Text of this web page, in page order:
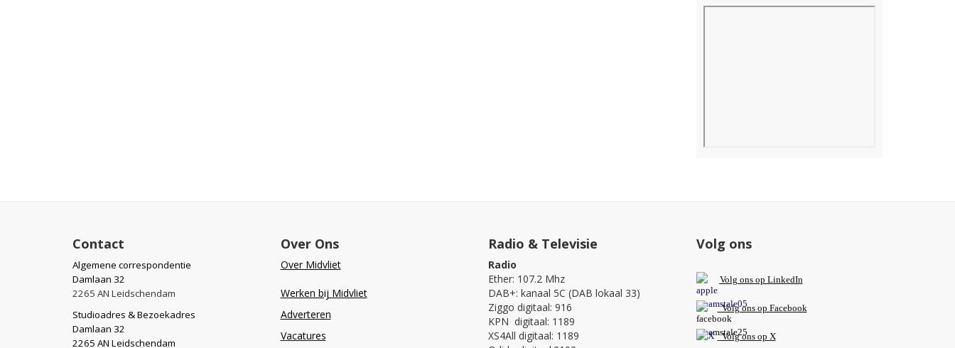
Contact
Algemene correspondentie
Damlaan 32
2265 AN Leidschendam
Studioadres & Bezoekadres
Damlaan 32
2265 AN Leidschendam
Over Ons
Over Midvliet
Werken bij Midvliet
Adverteren
Vacatures
Radio & Televisie
Radio
Ether: 107.2 Mhz
DAB+: kanaal 5C (DAB lokaal 33)
Ziggo digitaal: 916
KPN digitaal: 1189
XS4All digitaal: 1189
Volg ons
Volg ons op LinkedIn
Volg ons op Facebook
Volg ons op X